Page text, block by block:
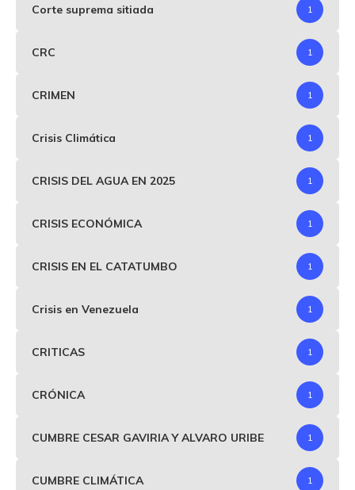
Corte suprema sitiada 1
CRC 1
CRIMEN 1
Crisis Climática 1
CRISIS DEL AGUA EN 2025 1
CRISIS ECONÓMICA 1
CRISIS EN EL CATATUMBO 1
Crisis en Venezuela 1
CRITICAS 1
CRÓNICA 1
CUMBRE CESAR GAVIRIA Y ALVARO URIBE 1
CUMBRE CLIMÁTICA 1